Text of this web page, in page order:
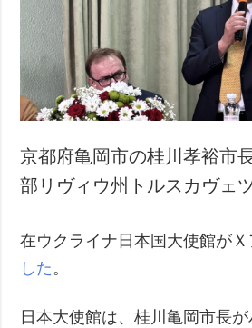
京都府亀岡市の桂川孝裕市
部リヴィウ州トルスカヴェ
在ウクライナ日本国大使館が
した 。
日本大使館は、桂川亀岡市長